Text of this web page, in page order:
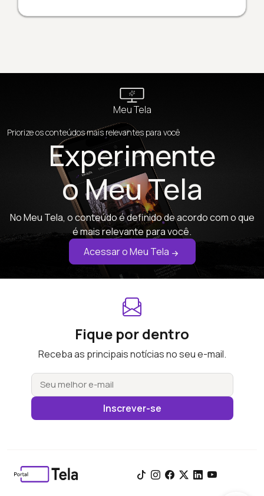
Meu Tela
Priorize os conteúdos mais relevantes para você
Experimente
o Meu Tela
No Meu Tela, o conteúdo é definido de acordo com o que
é mais relevante para você.
Acessar o Meu Tela
Fique por dentro
Receba as principais notícias no seu e-mail.
Inscrever-se